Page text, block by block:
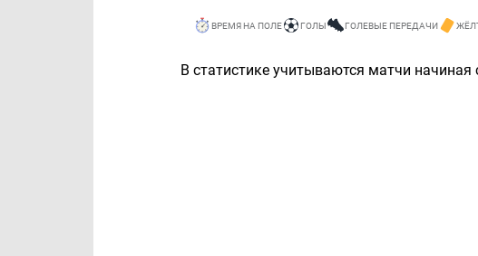
ВРЕМЯ НА ПОЛЕ ГОЛЫ ГОЛЕВЫЕ ПЕРЕДАЧИ
В статистике учитываются матчи начиная